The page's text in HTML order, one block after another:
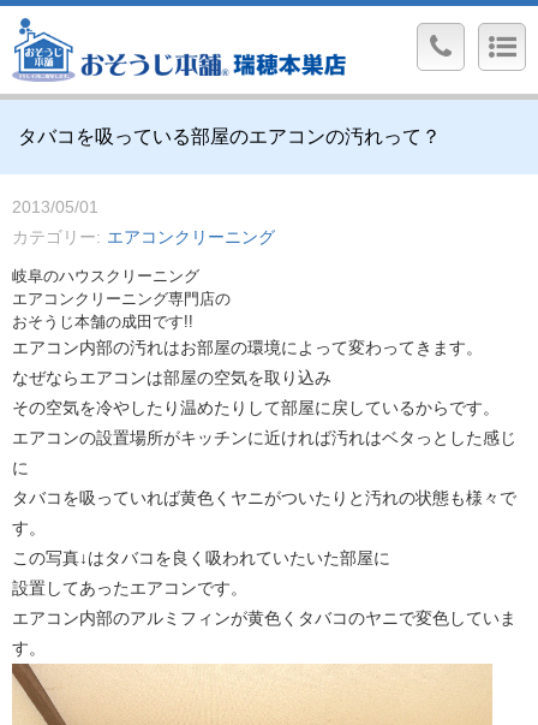
タバコを吸っている部屋のエアコンの汚れって？
2013/05/01
カテゴリー
エアコンクリーニング
岐阜のハウスクリーニング
エアコンクリーニング専門店の
おそうじ本舗の成田です!!
エアコン内部の汚れはお部屋の環境によって変わってきます。
なぜならエアコンは部屋の空気を取り込み
その空気を冷やしたり温めたりして部屋に戻しているからです。
エアコンの設置場所がキッチンに近ければ汚れはベタっとした感じ
に
タバコを吸っていれば黄色くヤニがついたりと汚れの状態も様々で
す。
この写真↓はタバコを良く吸われていたいた部屋に
設置してあったエアコンです。
エアコン内部のアルミフィンが黄色くタバコのヤニで変色していま
す。